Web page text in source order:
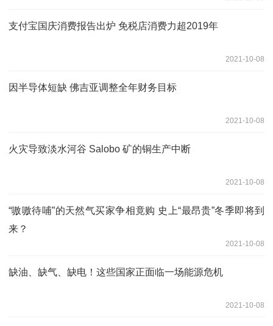
支付宝国庆消费报告出炉 免税店消费力超2019年
2021-10-08
因半导体短缺 佛吉亚调整全年财务目标
2021-10-08
火灾导致淡水河谷 Salobo 矿的铜生产中断
2021-10-08
“嗷嗷待哺”的天然气买家争相竟购 史上“最昂贵”冬季即将到
来？
2021-10-08
缺油、缺气、缺电！这些国家正面临一场能源危机
2021-10-08